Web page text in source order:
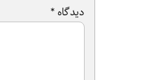
دیدگاه *